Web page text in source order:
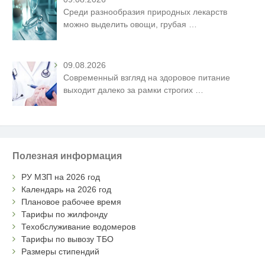
Среди разнообразия природных лекарств
можно выделить овощи, грубая
09.08.2026
Современный взгляд на здоровое питание
выходит далеко за рамки строгих …
Полезная информация
РУ МЗП на 2026 год
Календарь на 2026 год
Плановое рабочее время
Тарифы по жилфонду
Техобслуживание водомеров
Тарифы по вывозу ТБО
Размеры стипендий